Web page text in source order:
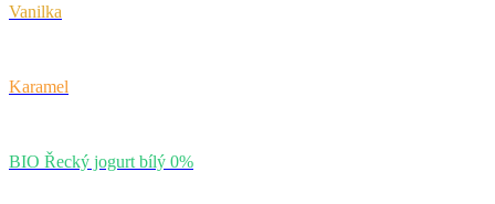
Vanilka
Karamel
BIO Řecký jogurt bílý 0%